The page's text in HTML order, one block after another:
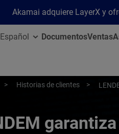
Akamai adquiere LayerX y
Español DocumentosVentas
Historias de clientes